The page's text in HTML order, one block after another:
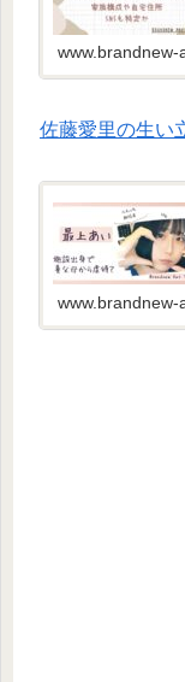
www.brandnew-
佐藤愛里の生い
www.brandnew-